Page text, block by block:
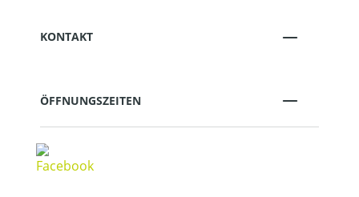
KONTAKT
ÖFFNUNGSZEITEN